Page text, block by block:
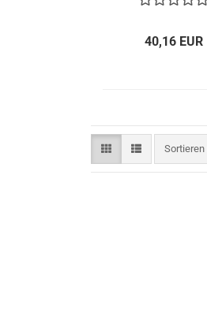
40,16 EUR
Sortieren
Sortieren